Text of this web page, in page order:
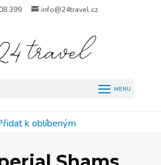
399 info@24travel.cz
k oblíbeným